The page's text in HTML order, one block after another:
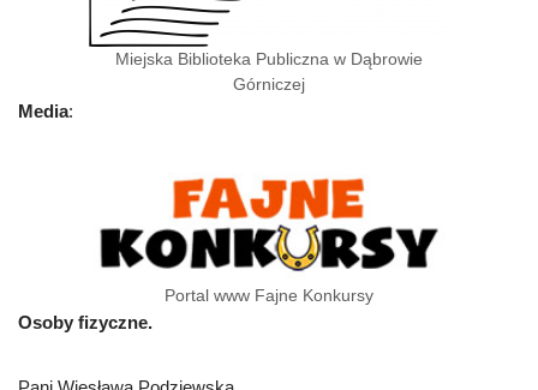
Miejska Biblioteka Publiczna w Dąbrowie
Górniczej
Media:
Portal www Fajne Konkursy
Osoby fizyczne.